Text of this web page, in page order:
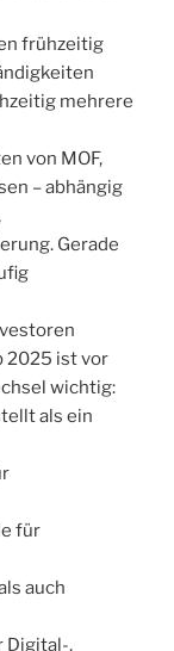
frühzeitig
mehrere
von MOF,
– abhängig
Gerade
2025 ist vor
wichtig:
als ein
für
auch
Digital-,